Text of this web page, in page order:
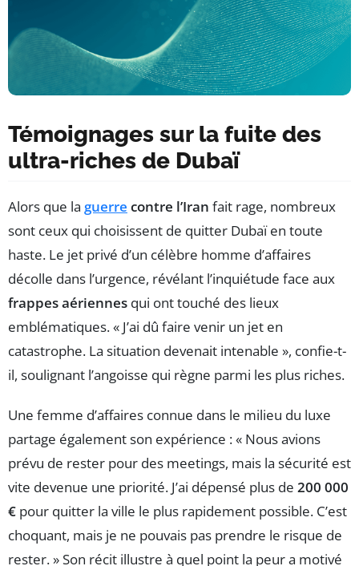
Témoignages sur la fuite des
ultra-riches de Dubaï
Alors que la guerre contre l’Iran fait rage, nombreux
sont ceux qui choisissent de quitter Dubaï en toute
haste. Le jet privé d’un célèbre homme d’affaires
décolle dans l’urgence, révélant l’inquiétude face aux
frappes aériennes qui ont touché des lieux
emblématiques. « J’ai dû faire venir un jet en
catastrophe. La situation devenait intenable », confie-t-
il, soulignant l’angoisse qui règne parmi les plus riches.
Une femme d’affaires connue dans le milieu du luxe
partage également son expérience : « Nous avions
prévu de rester pour des meetings, mais la sécurité est
vite devenue une priorité. J’ai dépensé plus de 200 000
€ pour quitter la ville le plus rapidement possible. C’est
choquant, mais je ne pouvais pas prendre le risque de
rester. » Son récit illustre à quel point la peur a motivé